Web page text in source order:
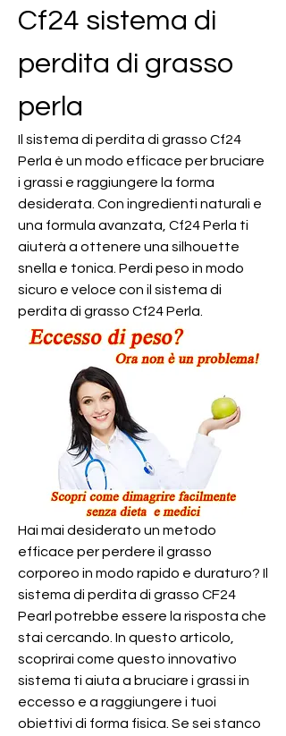
Cf24 sistema di
perdita di grasso
perla
Il sistema di perdita di grasso Cf24
Perla è un modo efficace per bruciare
i grassi e raggiungere la forma
desiderata. Con ingredienti naturali e
una formula avanzata, Cf24 Perla ti
aiuterà a ottenere una silhouette
snella e tonica. Perdi peso in modo
sicuro e veloce con il sistema di
perdita di grasso Cf24 Perla.
Hai mai desiderato un metodo
efficace per perdere il grasso
corporeo in modo rapido e duraturo? Il
sistema di perdita di grasso CF24
Pearl potrebbe essere la risposta che
stai cercando. In questo articolo,
scoprirai come questo innovativo
sistema ti aiuta a bruciare i grassi in
eccesso e a raggiungere i tuoi
obiettivi di forma fisica. Se sei stanco